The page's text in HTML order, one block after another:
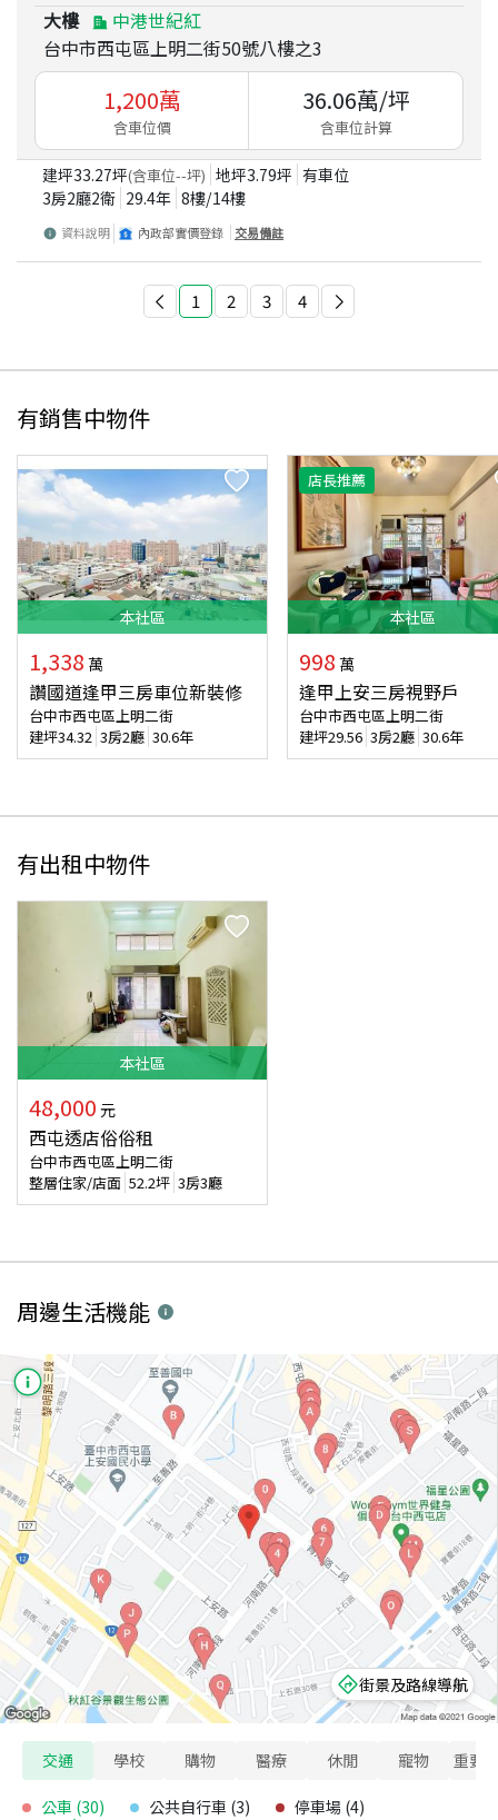
大樓
中港世紀紅
台中市西屯區上明二街50號八樓之3
1,200萬
含車位價
36.06萬/坪
含車位計算
建坪33.27坪(含車位--坪) 地坪3.79坪 有車位
3房2廳2衛 29.4年 8樓/14樓
資料說明 內政部實價登錄 交易備註
1 2 3 4
有銷售中物件
本社區
1,338 萬
讚國道逢甲三房車位新裝修
台中市西屯區上明二街
建坪34.32 3房2廳 30.6年
店長推薦
本社區
998 萬
‍逢甲上安三房視野戶
台中市西屯區上明二街
建坪29.56 3房2廳 30.6年
有出租中物件
本社區
48,000 元
西屯透店俗俗租
台中市西屯區上明二街
整層住家/店面 52.2坪 3房3廳
周邊生活機能
街景及路線導航
交通 學校 購物 醫療 休閒 寵物 重要
公車 (30) 公共自行車 (3) 停車場 (4)